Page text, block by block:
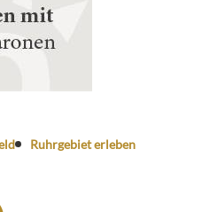
Ruhrgebiet erleben